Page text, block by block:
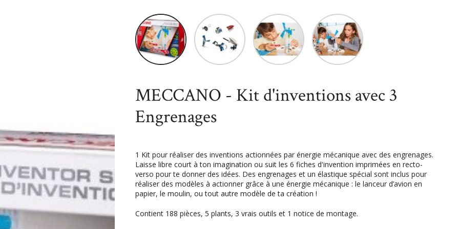
Accueil Jouets Univers miniatures Jeux de construction
MECCANO - Kit d'inventions avec 3
Engrenages
MECCANO - Kit d'inventions avec 3
Engrenages
1 Kit pour réaliser des inventions actionnées par énergie mécanique avec des engrenages.
Laisse libre court à ton imagination ou suit les 6 fiches d'invention imprimées en recto-
verso pour te donner des idées. Des engrenages et un élastique spécial sont inclus pour
réaliser des modèles à actionner grâce à une énergie mécanique : le lanceur d’avion en
papier, le moulin, ou tout autre modèle de ta création !
Contient 188 pièces, 5 plants, 3 vrais outils et 1 notice de montage.